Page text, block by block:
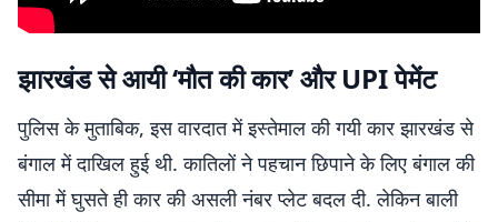
झारखंड से आयी ‘मौत की कार’ और UPI पेमेंट
पुलिस के मुताबिक, इस वारदात में इस्तेमाल की गयी कार झारखंड से
बंगाल में दाखिल हुई थी. कातिलों ने पहचान छिपाने के लिए बंगाल की
सीमा में घुसते ही कार की असली नंबर प्लेट बदल दी. लेकिन बाली